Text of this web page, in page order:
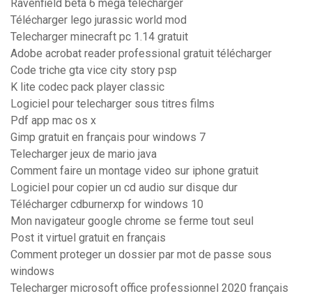
Ravenfield beta 6 mega télécharger
Télécharger lego jurassic world mod
Telecharger minecraft pc 1.14 gratuit
Adobe acrobat reader professional gratuit télécharger
Code triche gta vice city story psp
K lite codec pack player classic
Logiciel pour telecharger sous titres films
Pdf app mac os x
Gimp gratuit en français pour windows 7
Telecharger jeux de mario java
Comment faire un montage video sur iphone gratuit
Logiciel pour copier un cd audio sur disque dur
Télécharger cdburnerxp for windows 10
Mon navigateur google chrome se ferme tout seul
Post it virtuel gratuit en français
Comment proteger un dossier par mot de passe sous
windows
Telecharger microsoft office professionnel 2020 français